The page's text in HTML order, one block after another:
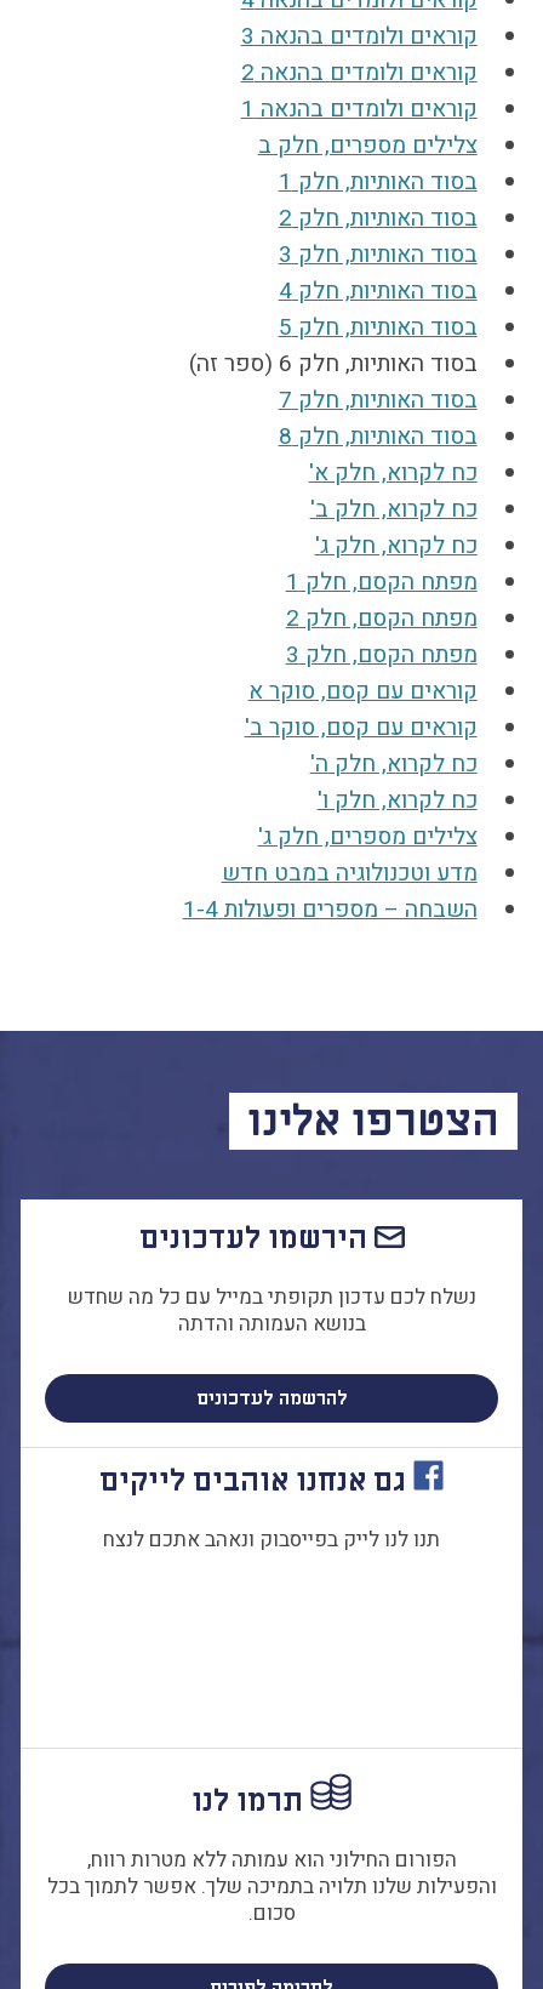
קוראים ולומדים בהנאה 3
קוראים ולומדים בהנאה 2
קוראים ולומדים בהנאה 1
צלילים מספרים, חלק ב
בסוד האותיות, חלק 1
בסוד האותיות, חלק 2
בסוד האותיות, חלק 3
בסוד האותיות, חלק 4
בסוד האותיות, חלק 5
בסוד האותיות, חלק 6 (ספר זה)
בסוד האותיות, חלק 7
בסוד האותיות, חלק 8
כח לקרוא, חלק א'
כח לקרוא, חלק ב'
כח לקרוא, חלק ג'
מפתח הקסם, חלק 1
מפתח הקסם, חלק 2
מפתח הקסם, חלק 3
קוראים עם קסם, סוקר א
קוראים עם קסם, סוקר ב'
כח לקרוא, חלק ה'
כח לקרוא, חלק ו'
צלילים מספרים, חלק ג'
מדע וטכנולוגיה במבט חדש
השבחה – מספרים ופעולות 1-4‏
הצטרפו אלינו
הירשמו לעדכונים
נשלח לכם עדכון תקופתי במייל עם כל מה שחדש
בנושא העמותה והדתה
להרשמה לעדכונים
גם אנחנו אוהבים לייקים
תנו לנו לייק בפייסבוק ונאהב אתכם לנצח
תרמו לנו
הפורום החילוני הוא עמותה ללא מטרות רווח,
והפעילות שלנו תלויה בתמיכה שלך. אפשר לתמוך בכל
סכום.